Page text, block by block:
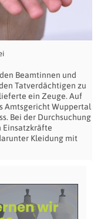
Beamtinnen und
Tatverdächtigen zu
ein Zeuge. Auf
Amtsgericht Wuppertal
Bei der Durchsuchung
Einsatzkräfte
Kleidung mit